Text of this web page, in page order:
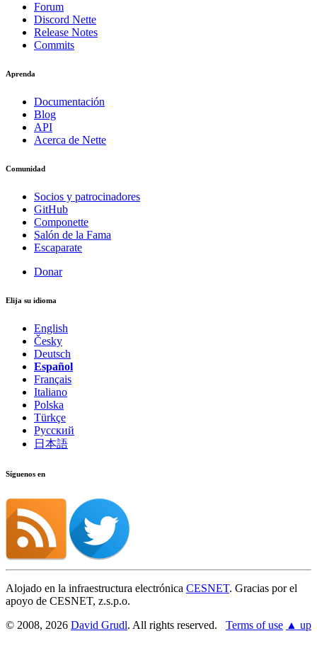
Forum
Discord Nette
Release Notes
Commits
Aprenda
Documentación
Blog
API
Acerca de Nette
Comunidad
Socios y patrocinadores
GitHub
Componette
Salón de la Fama
Escaparate
Donar
Elija su idioma
English
Česky
Deutsch
Español
Français
Italiano
Polska
Türkçe
Русский
日本語
Síguenos en
Alojado en la infraestructura electrónica CESNET. Gracias por el
apoyo de CESNET, z.s.p.o.
© 2008, 2026 David Grudl. All rights reserved. Terms of use ▲ up